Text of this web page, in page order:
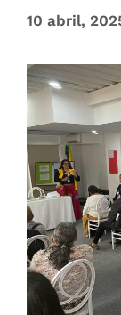
10 abril,